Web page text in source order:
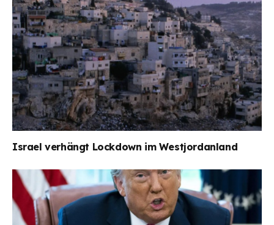
Israel verhängt Lockdown im Westjordanland